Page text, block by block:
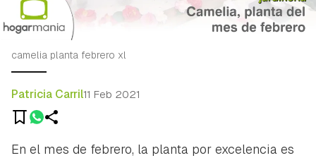
camelia planta febrero xl
Patricia Carril11 Feb 2021
En el mes de febrero, la planta por excelencia es